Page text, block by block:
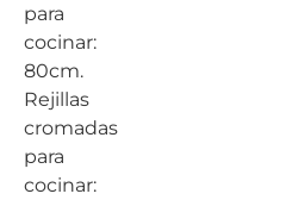
para
cocinar:
80cm.
Rejillas
cromadas
para
cocinar: